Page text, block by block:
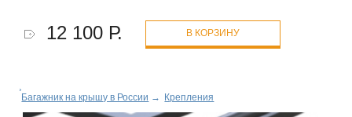
12 100 Р. В КОРЗИНУ
Багажник на крышу в России → Крепления